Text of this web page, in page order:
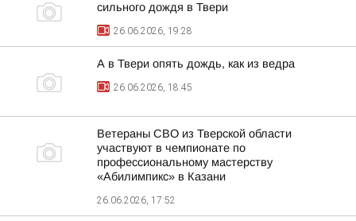
сильного дождя в Твери
26.06.2026, 19:28
А в Твери опять дождь, как из ведра
26.06.2026, 18:45
Ветераны СВО из Тверской области
участвуют в чемпионате по
профессиональному мастерству
«Абилимпикс» в Казани
26.06.2026, 17:52